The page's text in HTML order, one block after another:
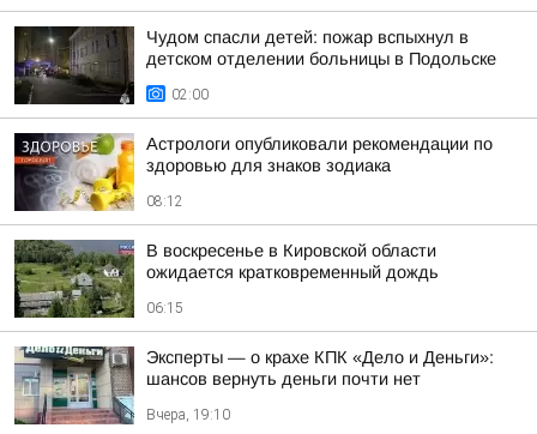
Чудом спасли детей: пожар вспыхнул в
детском отделении больницы в Подольске
02:00
Астрологи опубликовали рекомендации по
здоровью для знаков зодиака
08:12
В воскресенье в Кировской области
ожидается кратковременный дождь
06:15
Эксперты — о крахе КПК «Дело и Деньги»:
шансов вернуть деньги почти нет
Вчера, 19:10